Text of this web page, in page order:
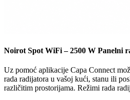
Noirot Spot WiFi – 2500 W Panelni
Uz pomoć aplikacije Capa Connect
rada radijatora u vašoj kući, stanu ili
različitim prostorijama. Režimi rada